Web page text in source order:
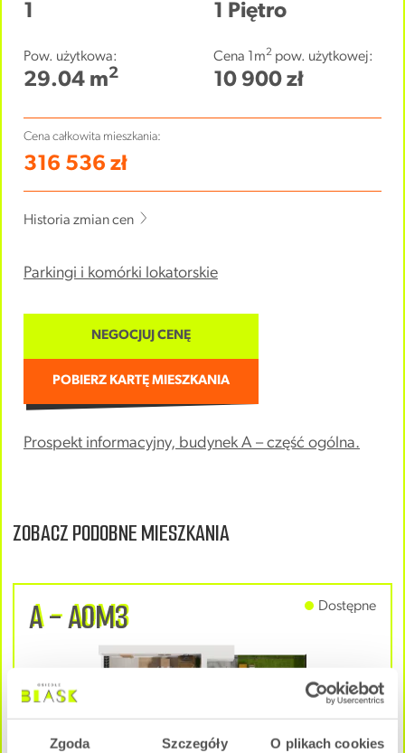
Zgoda Szczegóły O plikach cookies
1 1 Piętro
Pow. użytkowa:
29.04 m2
Cena 1m2 pow. użytkowej:
10 900 zł
Cena całkowita mieszkania:
316 536 zł
Historia zmian cen
Parkingi i komórki lokatorskie
NEGOCJUJ CENĘ
POBIERZ KARTĘ MIESZKANIA
Prospekt informacyjny, budynek A – część ogólna.
ZOBACZ PODOBNE MIESZKANIA
A - A0M3 Dostępne